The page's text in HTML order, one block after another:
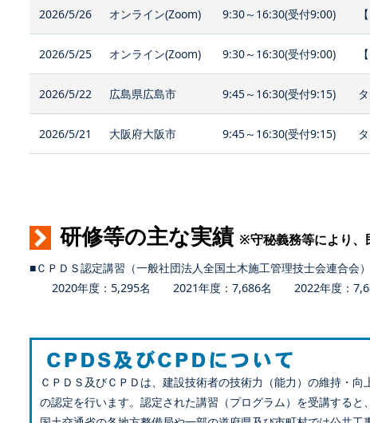
2026/5/26 オンライン(Zoom) 9:30～16:30(受付9:00)
2026/5/25 オンライン(Zoom) 9:30～16:30(受付9:00)
2026/5/22 広島県広島市 9:45～16:30(受付9:15)
2026/5/21 大阪府大阪市 9:45～16:30(受付9:15)
研修等の主な実績 ※守秘義務等により、
■ＣＰＤＳ認定講習（一般社団法人全国土木施工管理技士会連合会）
2020年度：5,295名 2021年度：7,686名 2022年度：
ＣＰＤＳ及びＣＰＤは、建設技術者の技術力（能力）の維持・
の認定を行います。認定された講習（プログラム）を受講する